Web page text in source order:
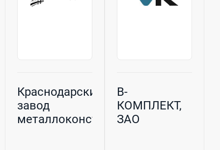
Краснодарский
завод
металлоконструкций
В-
КОМПЛЕКТ,
ЗАО